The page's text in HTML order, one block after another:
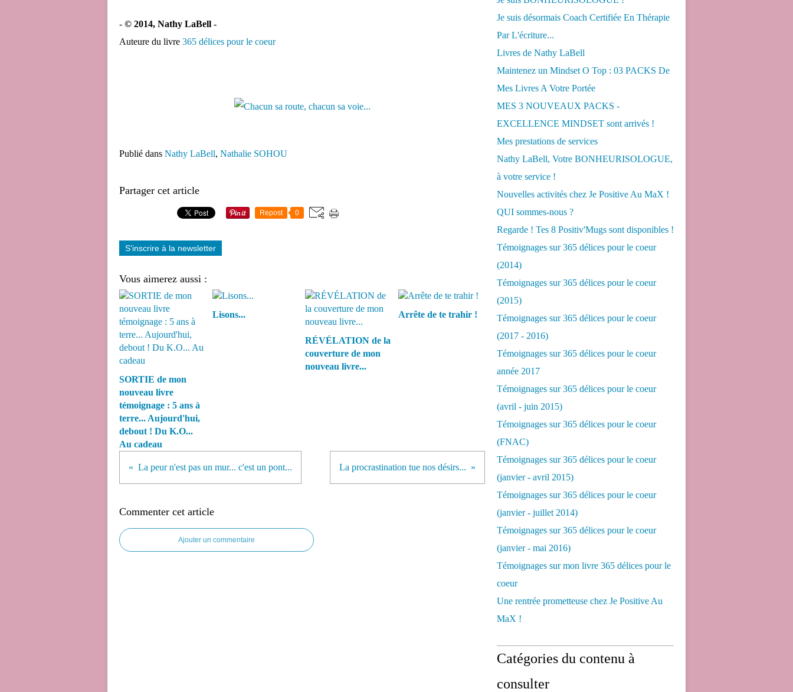
- © 2014, Nathy LaBell -
Auteure du livre 365 délices pour le coeur
Publié dans Nathy LaBell, Nathalie SOHOU
Partager cet article
Repost 0
S'inscrire à la newsletter
Vous aimerez aussi :
SORTIE de mon
nouveau livre
témoignage : 5 ans à
terre... Aujourd'hui,
debout ! Du K.O...
Au cadeau
Lisons...
RÉVÉLATION de la
couverture de mon
nouveau livre...
Arrête de te trahir !
La peur n'est pas un mur... c'est un pont... La procrastination tue nos désirs...
Commenter cet article
Ajouter un commentaire
Je suis désormais Coach Certifiée En Thérapie
Par L'écriture...
Livres de Nathy LaBell
Maintenez un Mindset O Top : 03 PACKS De
Mes Livres A Votre Portée
MES 3 NOUVEAUX PACKS -
EXCELLENCE MINDSET sont arrivés !
Mes prestations de services
Nathy LaBell, Votre BONHEURISOLOGUE,
à votre service !
Nouvelles activités chez Je Positive Au MaX !
QUI sommes-nous ?
Regarde ! Tes 8 Positiv'Mugs sont disponibles !
Témoignages sur 365 délices pour le coeur
(2014)
Témoignages sur 365 délices pour le coeur
(2015)
Témoignages sur 365 délices pour le coeur
(2017 - 2016)
Témoignages sur 365 délices pour le coeur
année 2017
Témoignages sur 365 délices pour le coeur
(avril - juin 2015)
Témoignages sur 365 délices pour le coeur
(FNAC)
Témoignages sur 365 délices pour le coeur
(janvier - avril 2015)
Témoignages sur 365 délices pour le coeur
(janvier - juillet 2014)
Témoignages sur 365 délices pour le coeur
(janvier - mai 2016)
Témoignages sur mon livre 365 délices pour le
coeur
Une rentrée prometteuse chez Je Positive Au
MaX !
Catégories du contenu à
consulter